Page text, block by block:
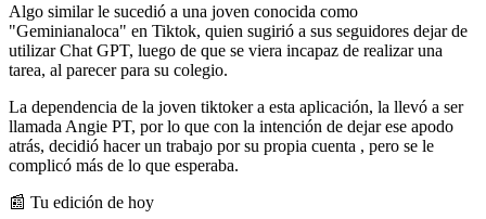
Algo similar le sucedió a una joven conocida como
"Geminianaloca" en Tiktok, quien sugirió a sus seguidores dejar de
utilizar Chat GPT, luego de que se viera incapaz de realizar una
tarea, al parecer para su colegio.
La dependencia de la joven tiktoker a esta aplicación, la llevó a ser
llamada Angie PT, por lo que con la intención de dejar ese apodo
atrás, decidió hacer un trabajo por su propia cuenta , pero se le
complicó más de lo que esperaba.
📰 Tu edición de hoy